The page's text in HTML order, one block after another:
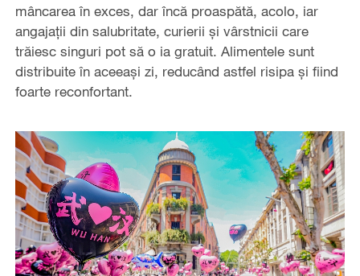
mâncarea în exces, dar încă proaspătă, acolo, iar
angajații din salubritate, curierii și vârstnicii care
trăiesc singuri pot să o ia gratuit. Alimentele sunt
distribuite în aceeași zi, reducând astfel risipa și fiind
foarte reconfortant.